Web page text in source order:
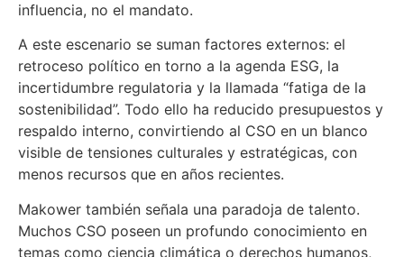
influencia, no el mandato.
A este escenario se suman factores externos: el
retroceso político en torno a la agenda ESG, la
incertidumbre regulatoria y la llamada “fatiga de la
sostenibilidad”. Todo ello ha reducido presupuestos y
respaldo interno, convirtiendo al CSO en un blanco
visible de tensiones culturales y estratégicas, con
menos recursos que en años recientes.
Makower también señala una paradoja de talento.
Muchos CSO poseen un profundo conocimiento en
temas como ciencia climática o derechos humanos,